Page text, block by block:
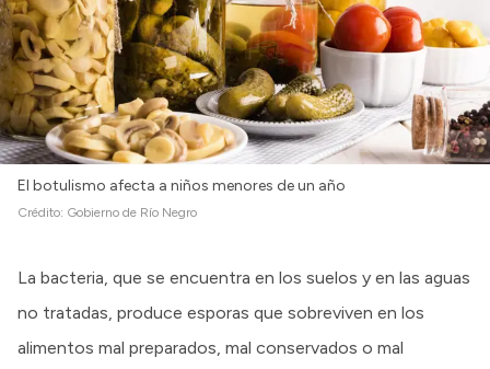
El botulismo afecta a niños menores de un año
Crédito: Gobierno de Río Negro
La bacteria, que se encuentra en los suelos y en las aguas
no tratadas, produce esporas que sobreviven en los
alimentos mal preparados, mal conservados o mal